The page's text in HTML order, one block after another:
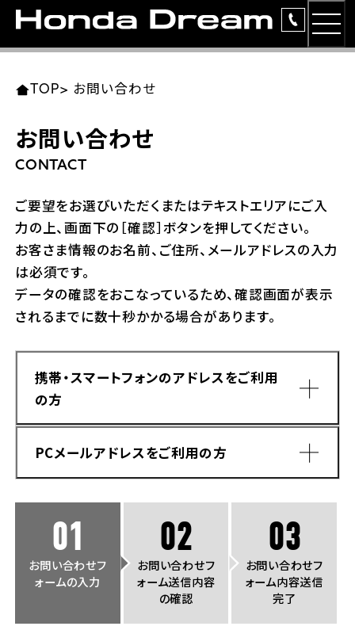
ラインアップ
安心のサービス
レンタルバイク
洋用品
イベント
お問い合わせ
TOP> お問い合わせ
お問い合わせ
CONTACT
ご要望をお選びいただくまたはテキストエリアにご入
力の上、画面下の［確認］ボタンを押してください。
お客さま情報のお名前、ご住所、メールアドレスの入力
は必須です。
データの確認をおこなっているため、確認画面が表示
されるまでに数十秒かかる場合があります。
携帯・スマートフォンのアドレスをご利用
の方
PCメールアドレスをご利用の方
01
お問い合わせフ
ォームの入力
02
お問い合わせフ
ォーム送信内容
の確認
03
お問い合わせフ
ォーム内容送信
完了
東北エリア 店舗一覧
岩手県
宮城県
ホンダドリーム 仙台泉
福島県
関東エリア 店舗一覧
東京都
ホンダドリーム 西東京
ホンダドリーム 練馬
ホンダドリーム 板橋
ホンダドリーム 大田
ホンダドリーム 立川
ホンダドリーム 磯子
ホンダドリーム 横浜都筑
中部エリア 店舗一覧
愛知県
ホンダドリーム 名古屋南
ホンダドリーム 小牧
ホンダドリーム 名古屋東
ホンダドリーム 豊橋
ホンダドリーム 名古屋上小田井
ホンダドリーム 岐阜
近畿エリア 店舗一覧
大阪府
ホンダドリーム 箕面
ホンダドリーム 藤井寺
ホンダドリーム 東淀川
京都府
ホンダドリーム 京都伏見
ホンダドリーム 京都北山
中国・四国エリア 店舗一覧
岡山県
広島県
ホンダドリーム 広島
徳島県
ホンダドリーム 高松
九州エリア 店舗一覧
福岡県
ホンダドリーム 福岡東
ホンダドリーム 久留米
ホンダドリーム 福岡春日
熊本県
ホンダドリーム 熊本